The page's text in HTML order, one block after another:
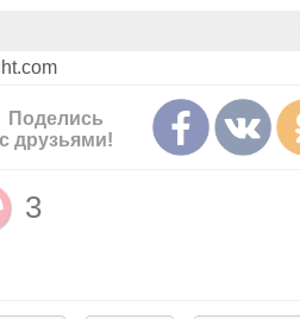
по блуждающему
что кишечник
не поддается
90 %
а в кишечнике.
аутизмом,
Поделись
с друзьями!
3